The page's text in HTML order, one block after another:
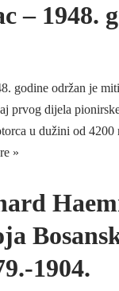
– 1948.
godine održan je
prvog dijela
u dužini od
»
1904.